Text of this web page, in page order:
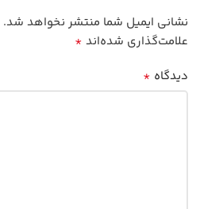
نشانی ایمیل شما منتشر نخواهد شد.
علامت‌گذاری شده‌اند *
دیدگاه *